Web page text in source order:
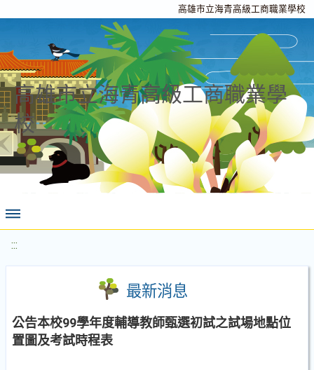
高雄市立海青高級工商職業學校
高雄市立海青高級工商職業學
校
:::
最新消息
公告本校99學年度輔導教師甄選初試之試場地點位
置圖及考試時程表